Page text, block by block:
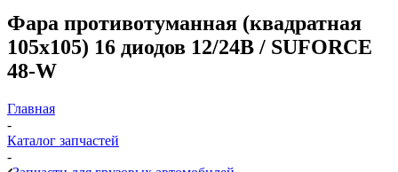
Фара противотуманная (квадратная
105x105) 16 диодов 12/24В / SUFORCE
48-W
Главная
-
Каталог запчастей
-